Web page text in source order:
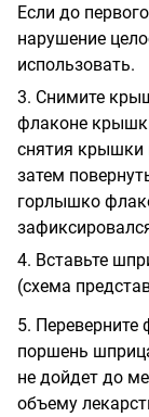
Если до
нарушение
использовать.
3. Снимите
флаконе
снятия крышки
затем
горлышко
4. Вставьте
(схема
5.
поршень
не дойдет до
объему